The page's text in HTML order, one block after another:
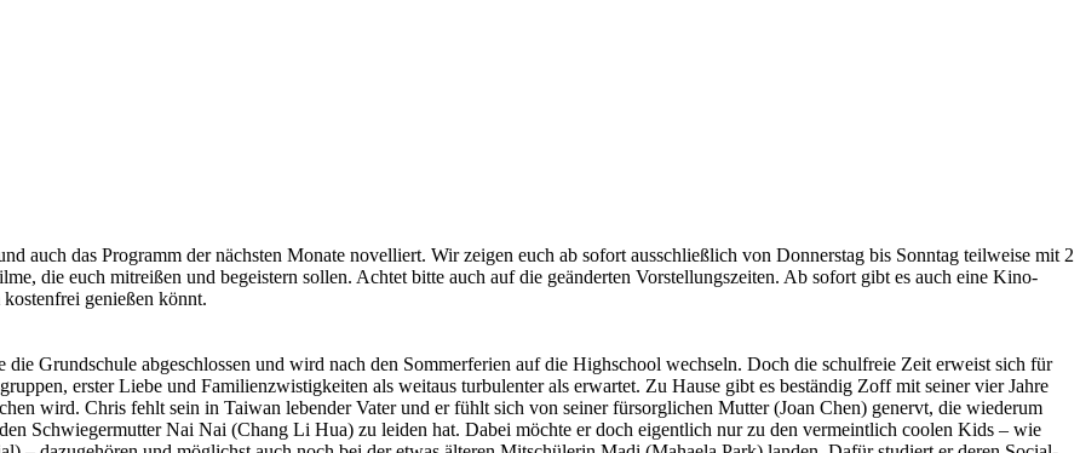
auch das Programm der nächsten Monate novelliert. Wir zeigen euch ab sofort ausschließlich von Donnerstag bis Sonntag teilweise mit 2
die euch mitreißen und begeistern sollen. Achtet bitte auch auf die geänderten Vorstellungszeiten. Ab sofort gibt es auch eine Kino-
genießen könnt.
Grundschule abgeschlossen und wird nach den Sommerferien auf die Highschool wechseln. Doch die schulfreie Zeit erweist sich für
erster Liebe und Familienzwistigkeiten als weitaus turbulenter als erwartet. Zu Hause gibt es beständig Zoff mit seiner vier Jahre
wird. Chris fehlt sein in Taiwan lebender Vater und er fühlt sich von seiner fürsorglichen Mutter (Joan Chen) genervt, die wiederum
Schwiegermutter Nai Nai (Chang Li Hua) zu leiden hat. Dabei möchte er doch eigentlich nur zu den vermeintlich coolen Kids – wie